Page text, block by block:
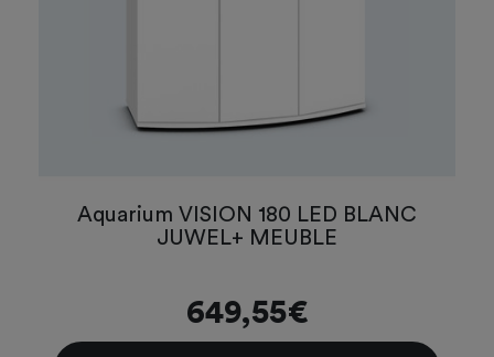
Aquarium VISION 180 LED BLANC
JUWEL+ MEUBLE
649,55€